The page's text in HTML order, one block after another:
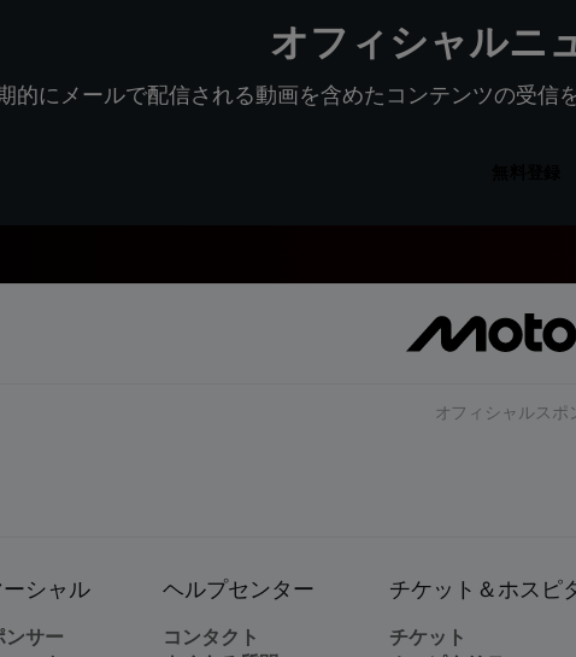
オフィシャルニ
的にメールで配信される動画を含めたコンテンツの受信
オフィシャルスポ
シャル
ンサー
ヘルプセンター
コンタクト
チケット＆ホスピ
チケット